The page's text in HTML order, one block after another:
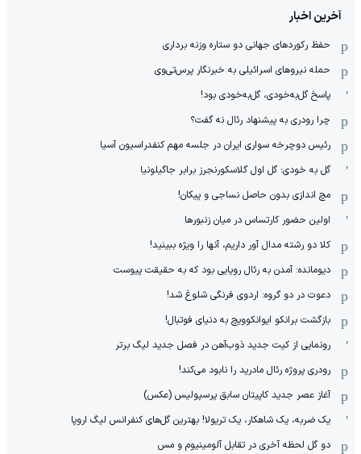
آخرین اخبار
حفظ رکوردهای جهانی دو ستاره وزنه برداری
حمله نیروهای اسرائیلی به خبرنگار پرس‌تی‌وی
پاسخ گل‌به‌خودی، گل‌به‌خودی بود!
چرا رودری به پیشنهاد رئال نه گفت؟
رئیس دوچرخه سواری ایران در جلسه مهم کنفدراسیون آسیا
گل به خودی؛ گل اول گلاسکورنجرز برابر جاگیلونیا
مچ اندازی بدون حاصل نساجی و پیکان!
اولین حضور کارتساس در میان زنبورها
کلا دو‌ رشته مدال آور داریم، آنها را ویژه ببینید!
دیومانده: آمدن به رئال رویایی بود که به حقیقت پیوست
دعوت در دو گروه: اردوی فرنگی شلوغ شد!
بازگشت برانکو ایوانکوویچ به دنیای فوتبال!
رونمایی از کیت جدید ذوب‌آهن در فصل جدید لیگ برتر
رودری پروژه رئال مادرید را نابود می‌کند!
آغاز عصر جدید کاپیتان سابق پرسپولیس (عکس)
یک ضربه، یک شاهکار، یک تریولا! بهترین گل‌های کنفرانس لیگ اروپا
دو گل لحظه آخری در تقابل آلومینیوم و مس